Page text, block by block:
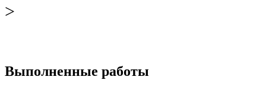
>
Выполненные работы